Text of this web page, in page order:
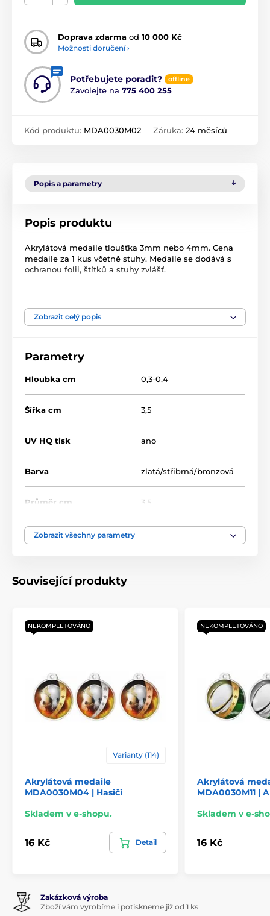
Doprava zdarma od 10 000 Kč
Možnosti doručení ›
Potřebujete poradit? offline
Zavolejte na 775 400 255
Kód produktu: MDA0030M02 Záruka: 24 měsíců
Popis a parametry
Popis produktu
Akrylátová medaile tloušťka 3mm nebo 4mm. Cena
medaile za 1 kus včetně stuhy. Medaile se dodává s
ochranou folii, štítků a stuhy zvlášť.
Florbal MDA0030
Zobrazit celý popis
Parametry
Hloubka cm 0,3-0,4
Šířka cm 3,5
UV HQ tisk ano
Barva zlatá/stříbrná/bronzová
Průměr cm 3,5
Motiv
Zobrazit všechny parametry
Související produkty
NEKOMPLETOVÁNO
Varianty (114)
Akrylátová medaile
MDA0030M04 | Hasiči
Skladem v e-shopu.
16 Kč Detail
NEKOMPLETOVÁNO
Akrylátová
MDA0030M11 |
Skladem v e-
16 Kč
Zakázková výroba
Zboží vám vyrobíme i potiskneme již od 1 ks